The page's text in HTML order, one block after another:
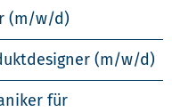
(m/w/d)
(m/w/d)
für